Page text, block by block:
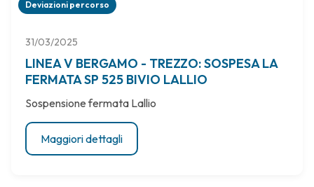
Deviazioni percorso
31/03/2025
LINEA V BERGAMO - TREZZO: SOSPESA LA
FERMATA SP 525 BIVIO LALLIO
Sospensione fermata Lallio
Maggiori dettagli